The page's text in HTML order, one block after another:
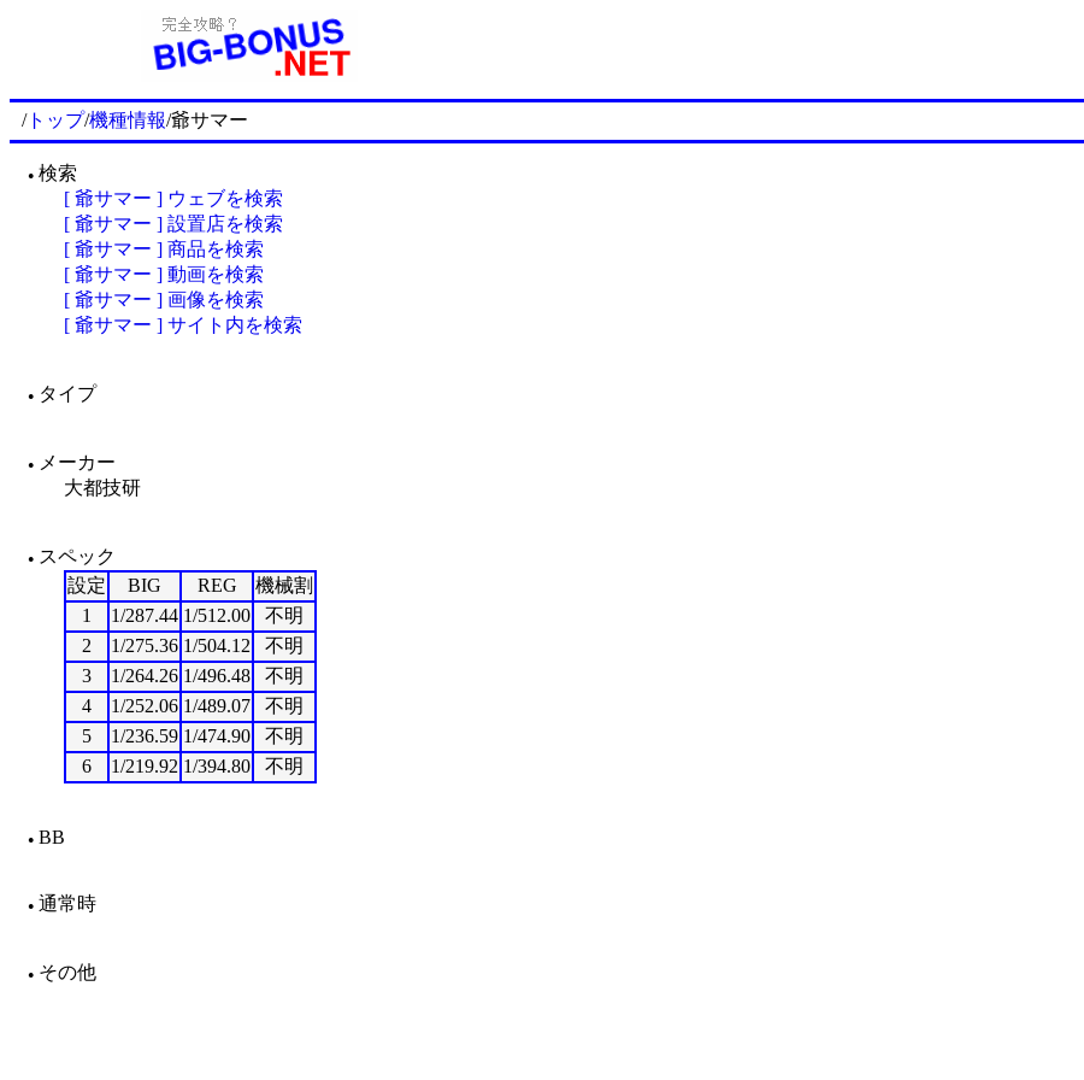
/トップ/機種情報/爺サマー
● 検索
[ 爺サマー ] ウェブを検索
[ 爺サマー ] 設置店を検索
[ 爺サマー ] 商品を検索
[ 爺サマー ] 動画を検索
[ 爺サマー ] 画像を検索
[ 爺サマー ] サイト内を検索
● タイプ
●
メーカー
大都技研
● スペック
設定
BIG REG
機械割
1
1/287.44 1/512.00
不明
2
1/275.36 1/504.12
不明
3
1/264.26 1/496.48
不明
4
1/252.06 1/489.07
不明
5
1/236.59 1/474.90
不明
6
1/219.92 1/394.80 不明
● BB
● 通常時
● その他